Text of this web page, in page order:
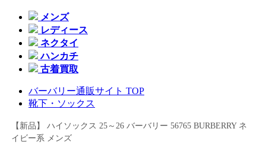
メンズ
レディース
ネクタイ
ハンカチ
古着買取
バーバリー通販サイト TOP
靴下・ソックス
【新品】 ハイソックス 25～26 バーバリー 56765 BURBERRY ネ
イビー系 メンズ